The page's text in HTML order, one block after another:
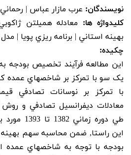
نویسندگان: عرب مازار عباس |
کلیدواژه ها: معادله هميلتن
بهينه استاني | برنامه ريزي پويا |
چکیده:
اين مطالعه فرآيند تخصيص بودجه
يک سو با تمرکز بر شاخصهاي عمده
با تمرکز بر نوسانات تصادفي
معادلات ديفرانسيل تصادفي و
طي دوره
اين راستا, ضمن محاسبه سهم بهينه
بودجه با توجه به شاخصهاي عمده